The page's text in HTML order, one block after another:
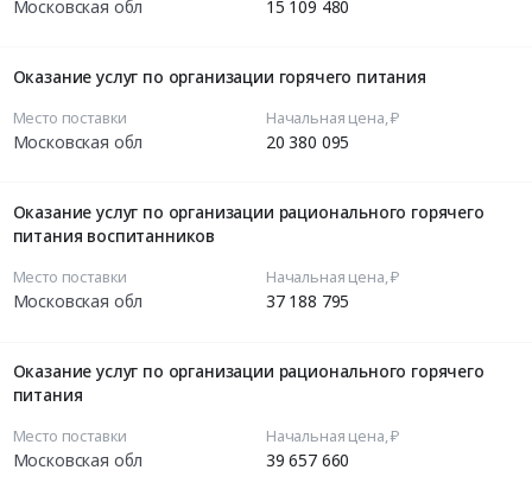
Московская обл 15 109 480
Оказание услуг по организации горячего питания
Место поставки
Московская обл
Начальная цена, ₽
20 380 095
Оказание услуг по организации рационального горячего
питания воспитанников
Место поставки
Московская обл
Начальная цена, ₽
37 188 795
Оказание услуг по организации рационального горячего
питания
Место поставки
Московская обл
Начальная цена, ₽
39 657 660